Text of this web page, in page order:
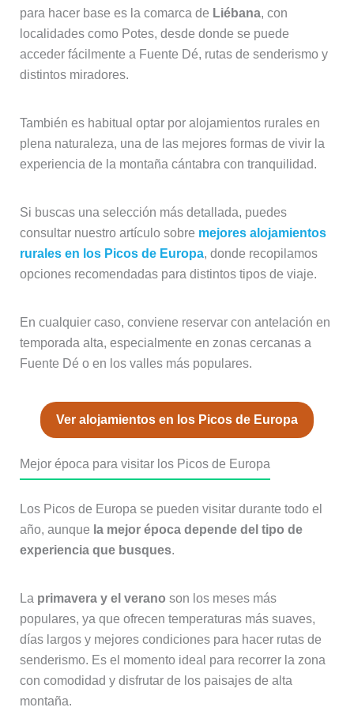
para hacer base es la comarca de Liébana, con
localidades como Potes, desde donde se puede
acceder fácilmente a Fuente Dé, rutas de senderismo y
distintos miradores.
También es habitual optar por alojamientos rurales en
plena naturaleza, una de las mejores formas de vivir la
experiencia de la montaña cántabra con tranquilidad.
Si buscas una selección más detallada, puedes
consultar nuestro artículo sobre mejores alojamientos
rurales en los Picos de Europa, donde recopilamos
opciones recomendadas para distintos tipos de viaje.
En cualquier caso, conviene reservar con antelación en
temporada alta, especialmente en zonas cercanas a
Fuente Dé o en los valles más populares.
Ver alojamientos en los Picos de Europa
Mejor época para visitar los Picos de Europa
Los Picos de Europa se pueden visitar durante todo el
año, aunque la mejor época depende del tipo de
experiencia que busques.
La primavera y el verano son los meses más
populares, ya que ofrecen temperaturas más suaves,
días largos y mejores condiciones para hacer rutas de
senderismo. Es el momento ideal para recorrer la zona
con comodidad y disfrutar de los paisajes de alta
montaña.